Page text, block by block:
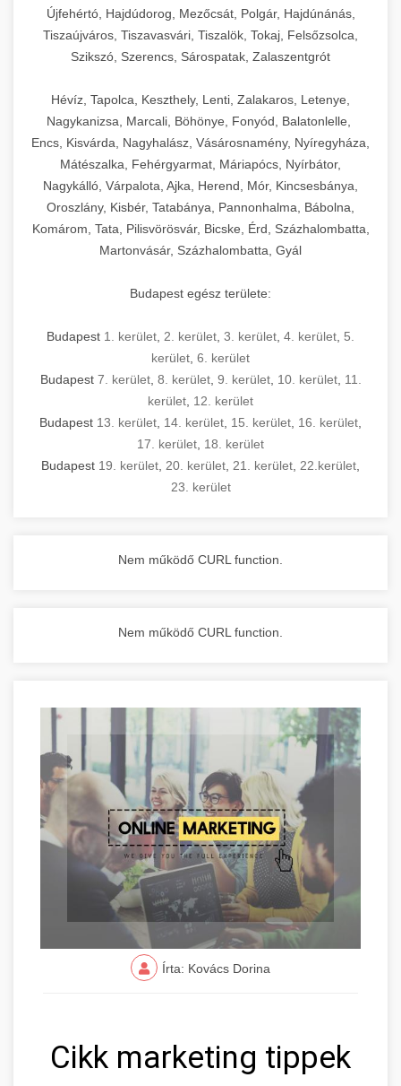
Újfehértó, Hajdúdorog, Mezőcsát, Polgár, Hajdúnánás,
Tiszaújváros, Tiszavasvári, Tiszalök, Tokaj, Felsőzsolca,
Szikszó, Szerencs, Sárospatak, Zalaszentgrót
Hévíz, Tapolca, Keszthely, Lenti, Zalakaros, Letenye,
Nagykanizsa, Marcali, Böhönye, Fonyód, Balatonlelle,
Encs, Kisvárda, Nagyhalász, Vásárosnamény, Nyíregyháza,
Mátészalka, Fehérgyarmat, Máriapócs, Nyírbátor,
Nagykálló, Várpalota, Ajka, Herend, Mór, Kincsesbánya,
Oroszlány, Kisbér, Tatabánya, Pannonhalma, Bábolna,
Komárom, Tata, Pilisvörösvár, Bicske, Érd, Százhalombatta,
Martonvásár, Százhalombatta, Gyál
Budapest egész területe:
Budapest 1. kerület 2. kerület 3. kerület 4. kerület 5.
kerület 6. kerület
Budapest 7. kerület, 8. kerület, 9. kerület, 10. kerület, 11.
kerület 12. kerület
Budapest 13. kerület 14. kerület 15. kerület 16. kerület
17. kerület 18. kerület
Budapest 19. kerület 20. kerület 21. kerület 22.kerület
23. kerület
Nem működő CURL function.
Nem működő CURL function.
Írta: Kovács Dorina
Cikk marketing tippek